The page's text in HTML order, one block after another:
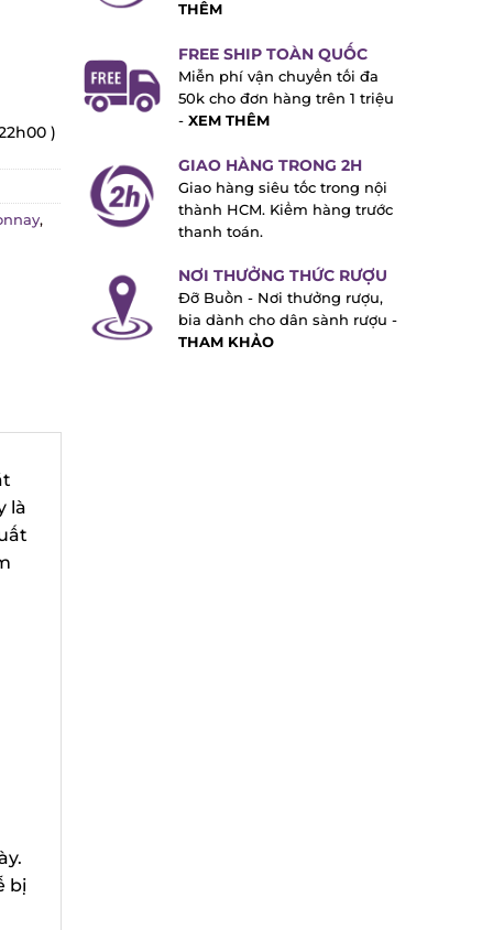
)
,
THÊM
FREE SHIP TOÀN QUỐC
Miễn phí vận chuyển tối đa
50k cho đơn hàng trên 1 triệu
XEM THÊM
GIAO HÀNG TRONG 2H
Giao hàng siêu tốc trong nội
thành HCM. Kiểm hàng trước
thanh toán.
NƠI THƯỞNG THỨC RƯỢU
Đỡ Buồn - Nơi thưởng rượu,
bia dành cho dân sành rượu -
THAM KHẢO